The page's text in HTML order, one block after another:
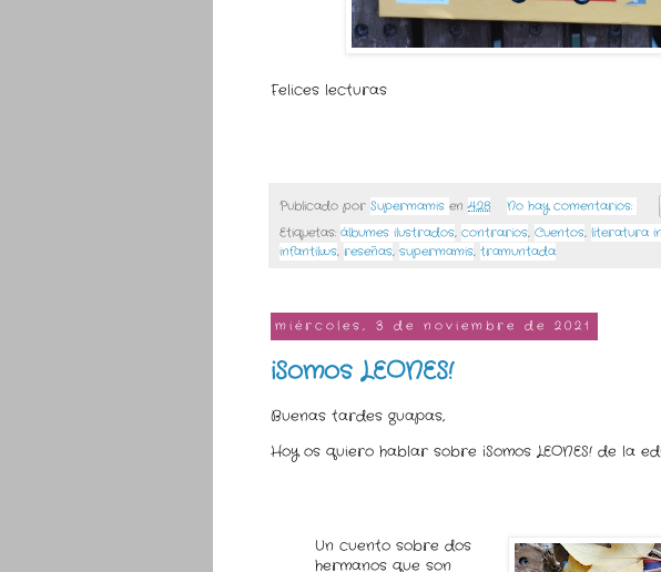
Felices lecturas
Publicado por Supermamis en4:28
No hay comentarios:
Etiquetas: álbumes ilustrados, contrarios, Cuentos, literatura
infantilws, reseñas, supermamis, tramuntada
miércoles, 3 de noviembre de 2021
¡Somos LEONES!
Buenas tardes guapas,
Hoy os quiero hablar sobre ¡Somos LEONES! de la
Un cuento sobre dos
hermanos que son